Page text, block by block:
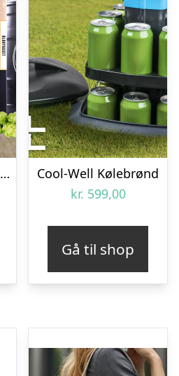
Bryg Dit Eget Øl – Brewbarrel
Cool-Well Kølebrønd
kr. 599,00
Gå til shop